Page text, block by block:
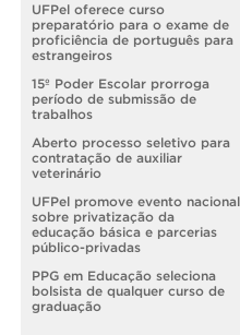
UFPel oferece curso
preparatório para o exame de
proficiência de português para
estrangeiros
15º Poder Escolar prorroga
período de submissão de
trabalhos
Aberto processo seletivo para
contratação de auxiliar
veterinário
UFPel promove evento nacional
sobre privatização da
educação básica e parcerias
público-privadas
PPG em Educação seleciona
bolsista de qualquer curso de
graduação